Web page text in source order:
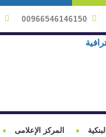
00966546146150
المركز الإعلامى